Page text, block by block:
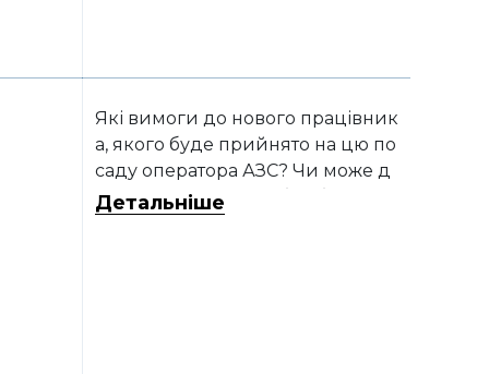
Які вимоги до нового працівник
а, якого буде прийнято на цю по
саду оператора АЗС? Чи може д
иректор узяти на себе обов’язки
Детальніше